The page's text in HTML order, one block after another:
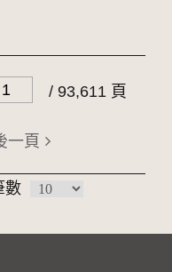
/ 93,611 頁
一頁
數